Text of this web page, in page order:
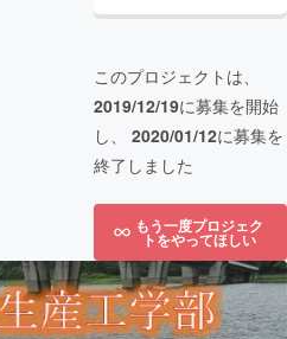
このプロジェクトは、
2019/12/19に募集を開始
し、 2020/01/12に募集を
終了しました
もう一度プロジェク
トをやってほしい